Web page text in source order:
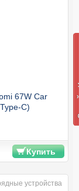
67W Car
C)
Купить
устройства